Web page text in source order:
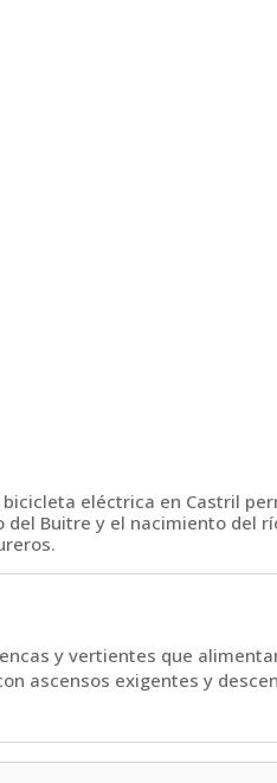
eléctrica en Castril
Buitre y el nacimiento del
y vertientes que
ascensos exigentes y